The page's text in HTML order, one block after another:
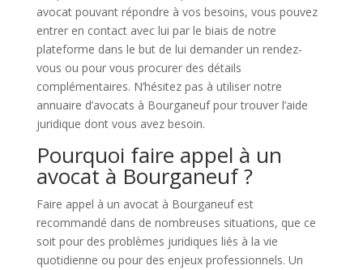
avocat pouvant répondre à vos besoins, vous pouvez
entrer en contact avec lui par le biais de notre
plateforme dans le but de lui demander un rendez-
vous ou pour vous procurer des détails
complémentaires. N’hésitez pas à utiliser notre
annuaire d’avocats à Bourganeuf pour trouver l’aide
juridique dont vous avez besoin.
Pourquoi faire appel à un
avocat à Bourganeuf ?
Faire appel à un avocat à Bourganeuf est
recommandé dans de nombreuses situations, que ce
soit pour des problèmes juridiques liés à la vie
quotidienne ou pour des enjeux professionnels. Un